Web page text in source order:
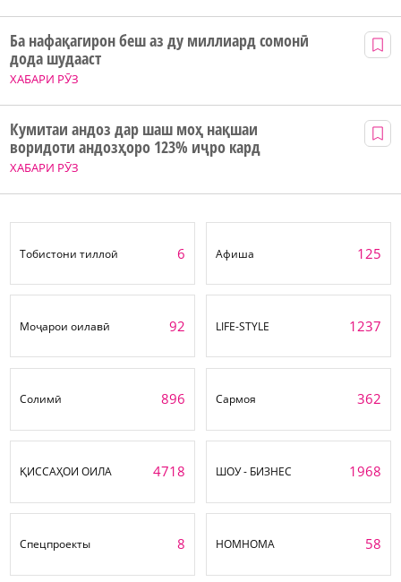
ХАБАРИ РӮЗ
Ба нафақагирон беш аз ду миллиард сомонӣ
дода шудааст
ХАБАРИ РӮЗ
Кумитаи андоз дар шаш моҳ нақшаи
воридоти андозҳоро 123% иҷро кард
Тобистони тиллоӣ 6 Афиша 125
Моҷарои оилавӣ 92 LIFE-STYLE 1237
Солимӣ 896 Сармоя 362
ҚИССАҲОИ ОИЛА 4718 ШОУ - БИЗНЕС 1968
Спецпроекты 8 НОМНОМА 58